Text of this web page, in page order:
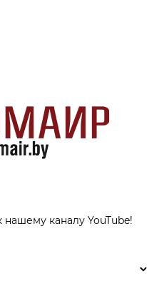
каналу YouTube!